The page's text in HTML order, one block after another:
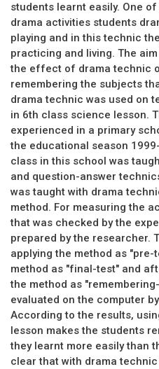
students learnt easily. One
drama activities students
playing and in this technic
practicing and living. The
the effect of drama technic
remembering the subjects
drama technic was used on
in 6th class science lesson.
experienced in a primary
the educational season
class in this school was
and question-answer
was taught with drama
method. For measuring the
that was checked by the
prepared by the researcher.
applying the method as
method as "final-test" and
the method as
evaluated on the computer
According to the results,
lesson makes the students
they learnt more easily than
clear that with drama